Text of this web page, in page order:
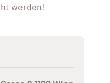
werden!